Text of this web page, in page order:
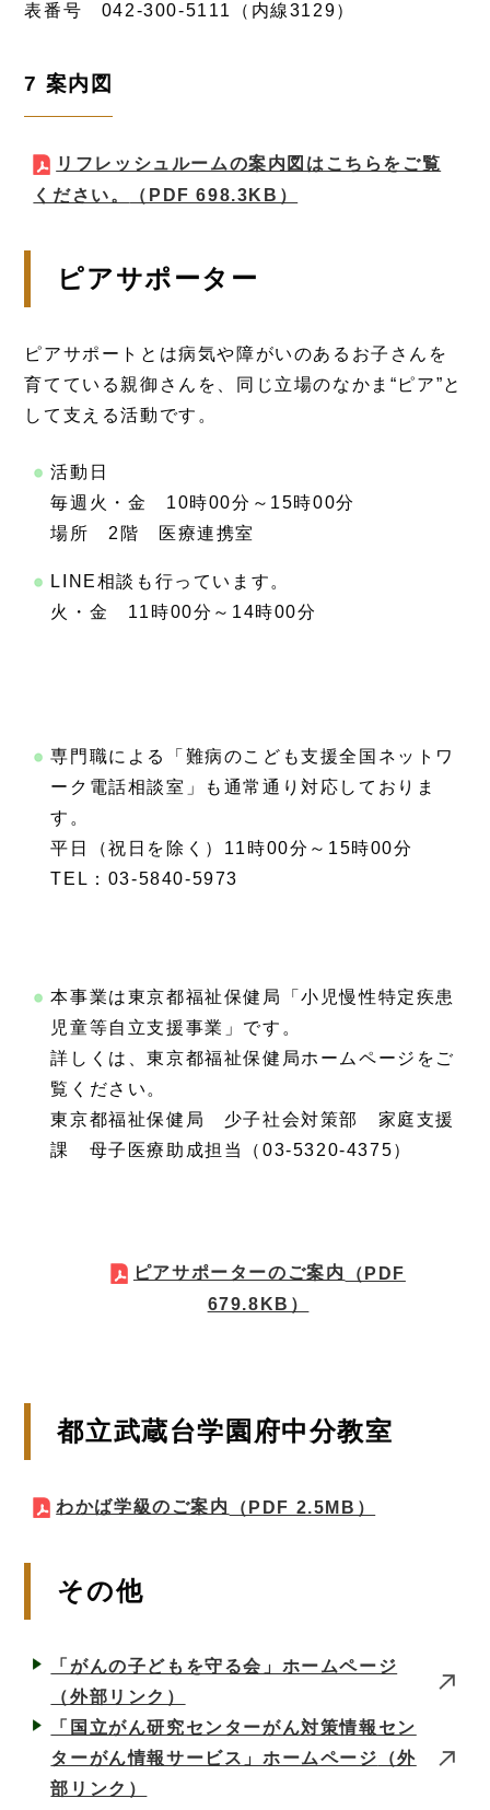
表番号 042-300-5111（内線3129）
7 案内図
リフレッシュルームの案内図はこちらをご覧
ください。
（PDF 698.3KB）
ピアサポーター
ピアサポートとは病気や障がいのあるお子さんを
育てている親御さんを、同じ立場のなかま“ピア”と
して支える活動です。
活動日
毎週火・金 10時00分～15時00分
場所 2階 医療連携室
LINE相談も行っています。
火・金 11時00分～14時00分
専門職による「難病のこども支援全国ネットワ
ーク電話相談室」も通常通り対応しておりま
す。
平日（祝日を除く）11時00分～15時00分
TEL：03-5840-5973
本事業は東京都福祉保健局「小児慢性特定疾患
児童等自立支援事業」です。
詳しくは、東京都福祉保健局ホームページをご
覧ください。
東京都福祉保健局 少子社会対策部 家庭支援
課 母子医療助成担当（03-5320-4375）
ピアサポーターのご案内
（PDF
679.8KB）
都立武蔵台学園府中分教室
わかば学級のご案内 （PDF 2.5MB）
その他
「がんの子どもを守る会」ホームページ
（外部リンク）
「国立がん研究センターがん対策情報セン
ターがん情報サービス」ホームページ （外
部リンク）